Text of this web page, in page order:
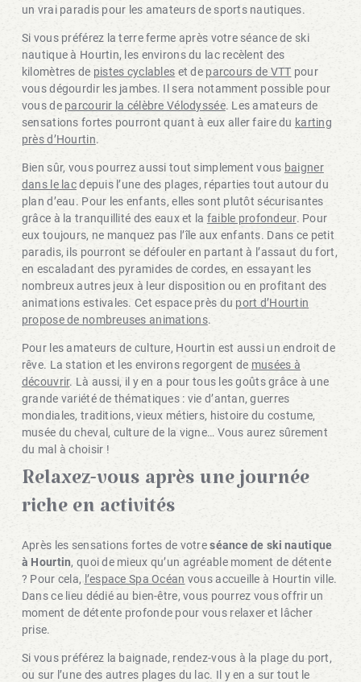
un vrai paradis pour les amateurs de sports nautiques.
Si vous préférez la terre ferme après votre séance de ski
nautique à Hourtin, les environs du lac recèlent des
kilomètres de pistes cyclables et de parcours de VTT pour
vous dégourdir les jambes. Il sera notamment possible pour
vous de parcourir la célèbre Vélodyssée. Les amateurs de
sensations fortes pourront quant à eux aller faire du karting
près d’Hourtin.
Bien sûr, vous pourrez aussi tout simplement vous baigner
dans le lacdepuis l’une des plages, réparties tout autour du
plan d’eau. Pour les enfants, elles sont plutôt sécurisantes
grâce à la tranquillité des eaux et la faible profondeur. Pour
eux toujours, ne manquez pas l’île aux enfants. Dans ce petit
paradis, ils pourront se défouler en partant à l’assaut du fort,
en escaladant des pyramides de cordes, en essayant les
nombreux autres jeux à leur disposition ou en profitant des
animations estivales. Cet espace près du port d’Hourtin
propose de nombreuses animations.
Pour les amateurs de culture, Hourtin est aussi un endroit de
rêve. La station et les environs regorgent de musées à
découvrir. Là aussi, il y en a pour tous les goûts grâce à une
grande variété de thématiques : vie d’antan, guerres
mondiales, traditions, vieux métiers, histoire du costume,
musée du cheval, culture de la vigne… Vous aurez sûrement
du mal à choisir !
Relaxez-vous après une journée
riche en activités
Après les sensations fortes de votreséance de ski nautique
à Hourtin, quoi de mieux qu’un agréable moment de détente
? Pour cela, l’espace Spa Océan vous accueille à Hourtin ville.
Dans ce lieu dédié au bien-être, vous pourrez vous offrir un
moment de détente profonde pour vous relaxer et lâcher
prise.
Si vous préférez la baignade, rendez-vous à la plage du port,
ou sur l’une des autres plages du lac. Il y en a sur tout le